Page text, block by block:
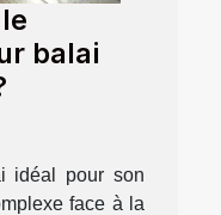
balai
idéal pour son
face à la